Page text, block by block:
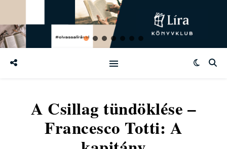
A Csillag tündöklése –
Francesco Totti: A